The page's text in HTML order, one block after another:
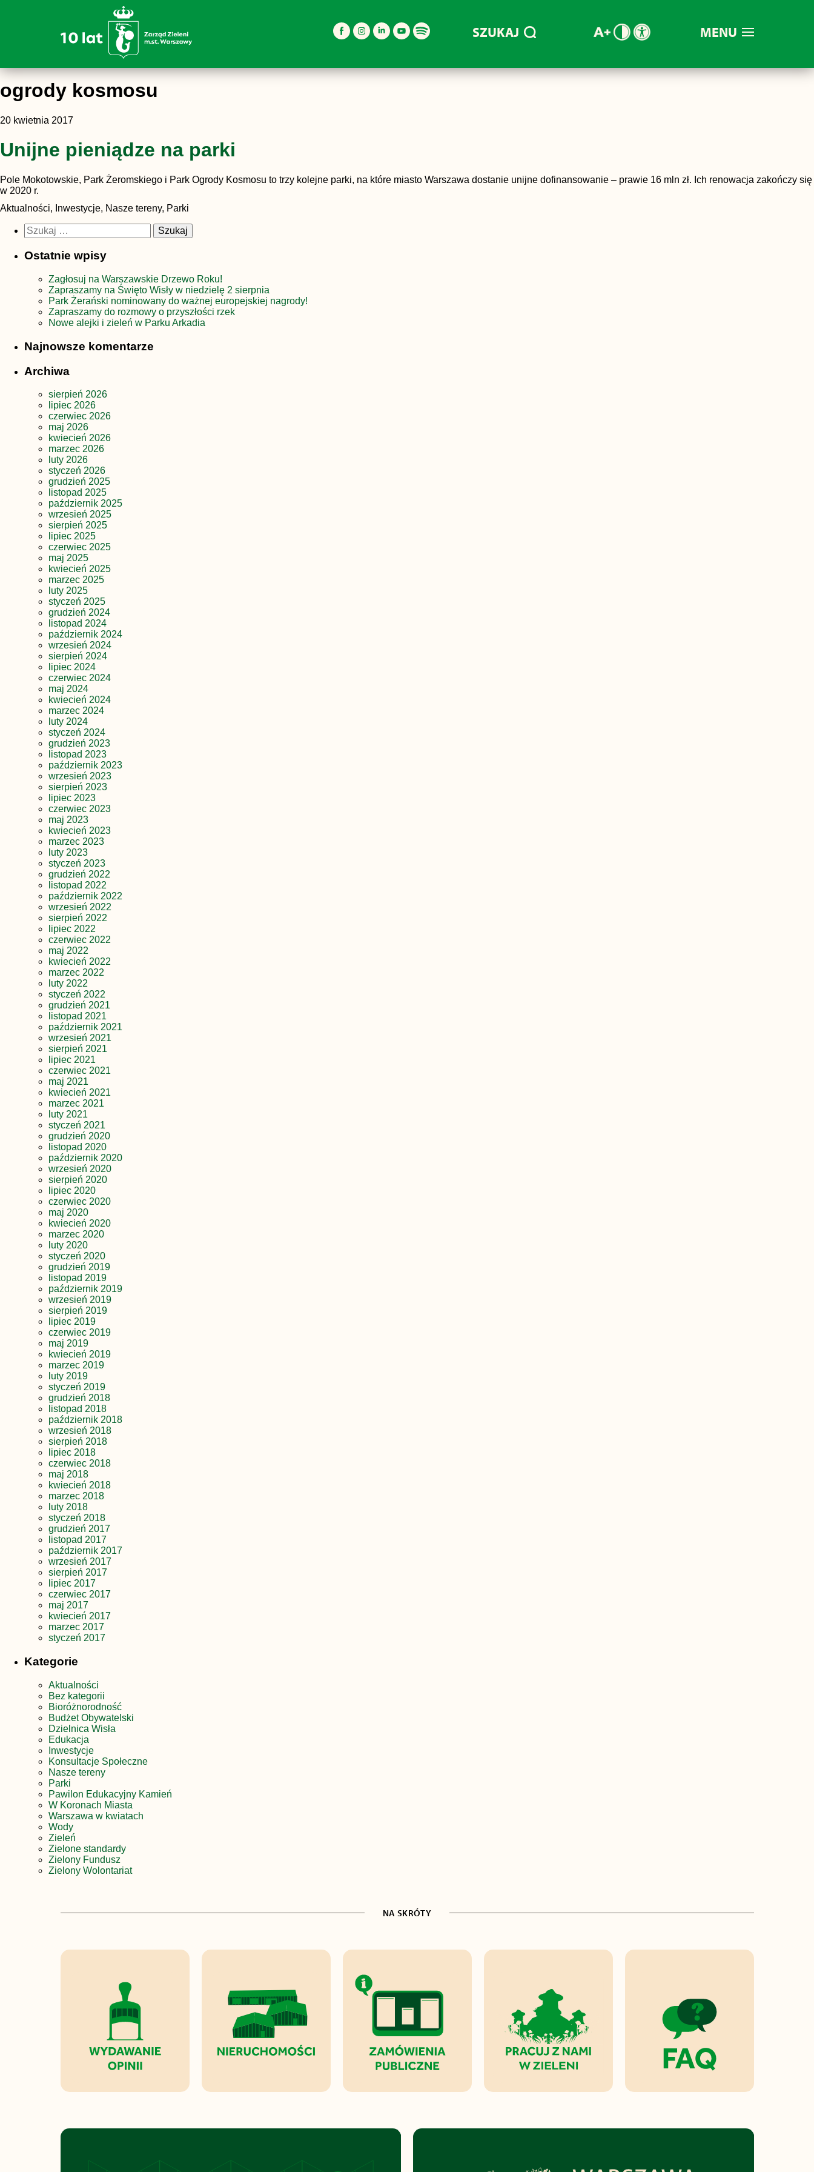
MENU
SZUKAJ
ogrody kosmosu
20 kwietnia 2017
Unijne pieniądze na parki
Pole Mokotowskie, Park Żeromskiego i Park Ogrody Kosmosu to trzy kolejne parki, na które miasto Warszawa dostanie unijne dofinansowanie – prawie 16 mln zł. Ich renowacja zakończy się
w 2020 r.
Aktualności, Inwestycje, Nasze tereny, Parki
Szukaj:
Ostatnie wpisy
Zagłosuj na Warszawskie Drzewo Roku!
Zapraszamy na Święto Wisły w niedzielę 2 sierpnia
Park Żerański nominowany do ważnej europejskiej nagrody!
Zapraszamy do rozmowy o przyszłości rzek
Nowe alejki i zieleń w Parku Arkadia
Najnowsze komentarze
Archiwa
sierpień 2026
lipiec 2026
czerwiec 2026
maj 2026
kwiecień 2026
marzec 2026
luty 2026
styczeń 2026
grudzień 2025
listopad 2025
październik 2025
wrzesień 2025
sierpień 2025
lipiec 2025
czerwiec 2025
maj 2025
kwiecień 2025
marzec 2025
luty 2025
styczeń 2025
grudzień 2024
listopad 2024
październik 2024
wrzesień 2024
sierpień 2024
lipiec 2024
czerwiec 2024
maj 2024
kwiecień 2024
marzec 2024
luty 2024
styczeń 2024
grudzień 2023
listopad 2023
październik 2023
wrzesień 2023
sierpień 2023
lipiec 2023
czerwiec 2023
maj 2023
kwiecień 2023
marzec 2023
luty 2023
styczeń 2023
grudzień 2022
listopad 2022
październik 2022
wrzesień 2022
sierpień 2022
lipiec 2022
czerwiec 2022
maj 2022
kwiecień 2022
marzec 2022
luty 2022
styczeń 2022
grudzień 2021
listopad 2021
październik 2021
wrzesień 2021
sierpień 2021
lipiec 2021
czerwiec 2021
maj 2021
kwiecień 2021
marzec 2021
luty 2021
styczeń 2021
grudzień 2020
listopad 2020
październik 2020
wrzesień 2020
sierpień 2020
lipiec 2020
czerwiec 2020
maj 2020
kwiecień 2020
marzec 2020
luty 2020
styczeń 2020
grudzień 2019
listopad 2019
październik 2019
wrzesień 2019
sierpień 2019
lipiec 2019
czerwiec 2019
maj 2019
kwiecień 2019
marzec 2019
luty 2019
styczeń 2019
grudzień 2018
listopad 2018
październik 2018
wrzesień 2018
sierpień 2018
lipiec 2018
czerwiec 2018
maj 2018
kwiecień 2018
marzec 2018
luty 2018
styczeń 2018
grudzień 2017
listopad 2017
październik 2017
wrzesień 2017
sierpień 2017
lipiec 2017
czerwiec 2017
maj 2017
kwiecień 2017
marzec 2017
styczeń 2017
Kategorie
Aktualności
Bez kategorii
Bioróżnorodność
Budżet Obywatelski
Dzielnica Wisła
Edukacja
Inwestycje
Konsultacje Społeczne
Nasze tereny
Parki
Pawilon Edukacyjny Kamień
W Koronach Miasta
Warszawa w kwiatach
Wody
Zieleń
Zielone standardy
Zielony Fundusz
Zielony Wolontariat
NA SKRÓTY